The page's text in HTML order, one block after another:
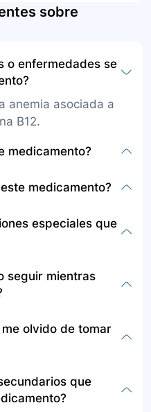
sobre
o enfermedades se
anemia asociada a
B12.
medicamento?
Se inicia con una
la
que la condición
medicamento?
no se ha reportado
se debe
especiales que
de los
o
seguir mientras
dietéticas de
olvido de tomar
una dosis, ya que
bajo
que